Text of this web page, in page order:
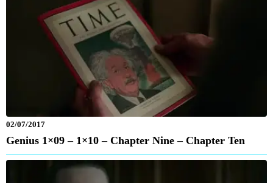
02/07/2017
Genius 1×09 – 1×10 – Chapter Nine – Chapter Ten